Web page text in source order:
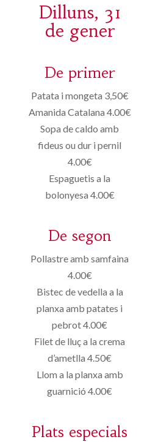
Dilluns, 31
de gener
De primer
Patata i mongeta 3,50€
Amanida Catalana 4.00€
Sopa de caldo amb
fideus ou dur i pernil
4.00€
Espaguetis a la
bolonyesa 4.00€
De segon
Pollastre amb samfaina
4.00€
Bistec de vedella a la
planxa amb patates i
pebrot 4.00€
Filet de lluç a la crema
d’ametlla 4.50€
Llom a la planxa amb
guarnició 4.00€
Plats especials